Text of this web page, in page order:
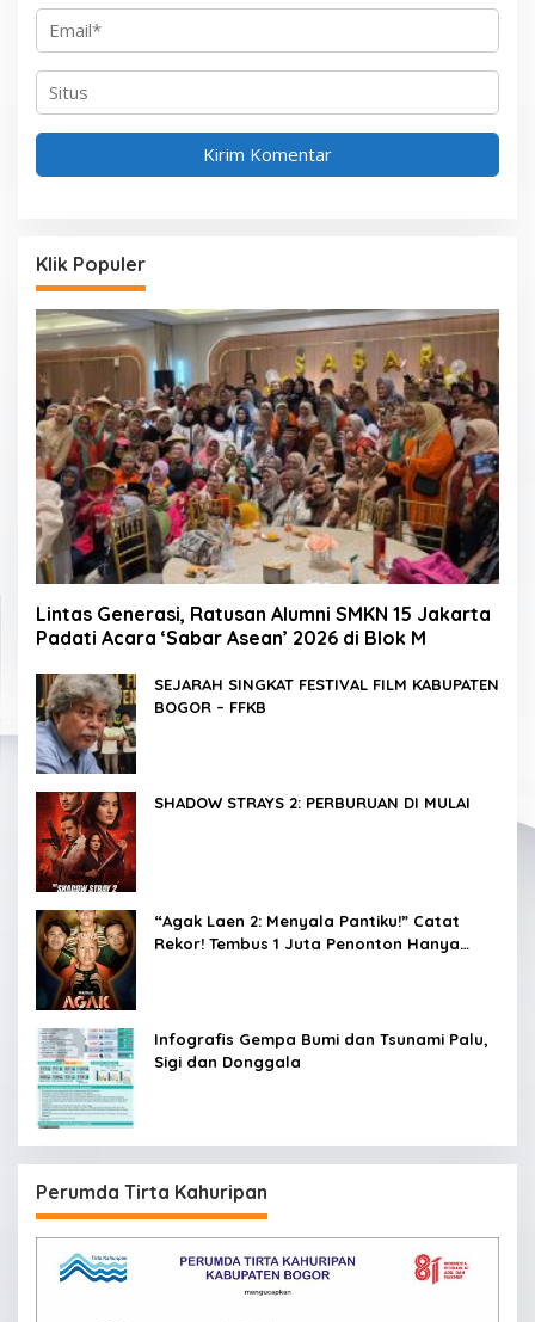
Klik Populer
Lintas Generasi, Ratusan Alumni SMKN 15 Jakarta
Padati Acara ‘Sabar Asean’ 2026 di Blok M
SEJARAH SINGKAT FESTIVAL FILM KABUPATEN
BOGOR – FFKB
SHADOW STRAYS 2: PERBURUAN DI MULAI
“Agak Laen 2: Menyala Pantiku!” Catat
Rekor! Tembus 1 Juta Penonton Hanya
Infografis Gempa Bumi dan Tsunami Palu,
Sigi dan Donggala
Perumda Tirta Kahuripan